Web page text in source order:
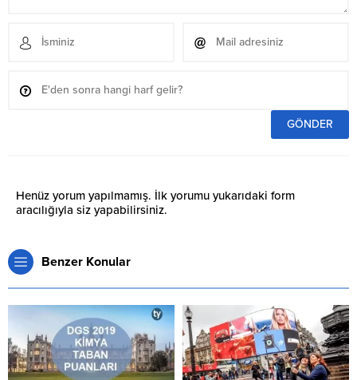
Henüz yorum yapılmamış. İlk yorumu yukarıdaki form
aracılığıyla siz yapabilirsiniz.
Benzer Konular